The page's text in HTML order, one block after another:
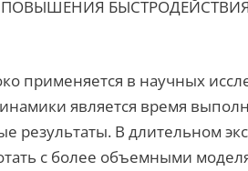
применяется в научных
является время
результаты. В длительном
с более объемными